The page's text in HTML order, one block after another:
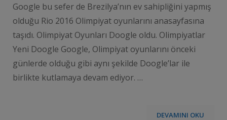
Google bu sefer de Brezilya’nın ev sahipliğini yapmış
olduğu Rio 2016 Olimpiyat oyunlarını anasayfasına
taşıdı. Olimpiyat Oyunları Doogle oldu. Olimpiyatlar
Yeni Doogle Google, Olimpiyat oyunlarını önceki
günlerde olduğu gibi aynı şekilde Doogle’lar ile
birlikte kutlamaya devam ediyor. …
DEVAMINI OKU